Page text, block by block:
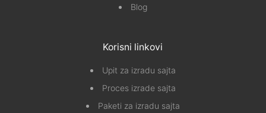
Blog
Korisni linkovi
Upit za izradu sajta
Proces izrade sajta
Paketi za izradu sajta